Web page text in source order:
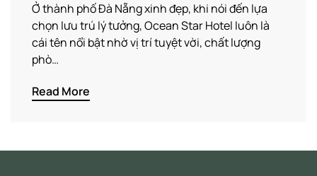
Ở thành phố Đà Nẵng xinh đẹp, khi nói đến lựa
chọn lưu trú lý tưởng, Ocean Star Hotel luôn là
cái tên nổi bật nhờ vị trí tuyệt vời, chất lượng
phò…
Read More